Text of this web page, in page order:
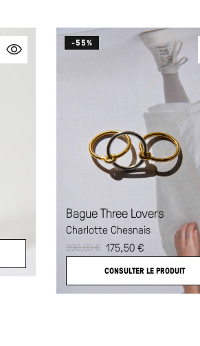
-55%
Bague Three Lovers
Charlotte Chesnais
390,00€ 175,50€
CONSULTER LE PRODUIT